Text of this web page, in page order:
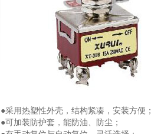
●采用热塑性外壳，结构紧凑，安装方便；
●可加装防护套，能防油、防尘；